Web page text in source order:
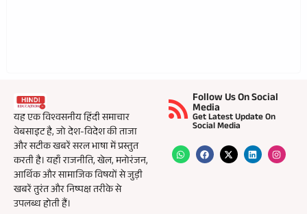
यह एक विश्वसनीय हिंदी समाचार
वेबसाइट है, जो देश-विदेश की ताजा
और सटीक खबरें सरल भाषा में प्रस्तुत
करती है। यहाँ राजनीति, खेल, मनोरंजन,
आर्थिक और सामाजिक विषयों से जुड़ी
खबरें तुरंत और निष्पक्ष तरीके से
उपलब्ध होती हैं।
Follow Us On Social
Media
Get Latest Update On
Social Media